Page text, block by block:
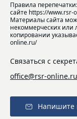
Правила
сайте https://www.rsr-
Материалы сайта
некоммерческих или
копировании
online.ru/
Связаться с
office@rsr-online.ru
Напишите